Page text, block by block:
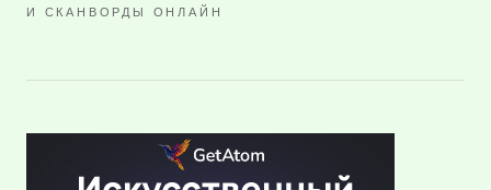
И СКАНВОРДЫ ОНЛАЙН